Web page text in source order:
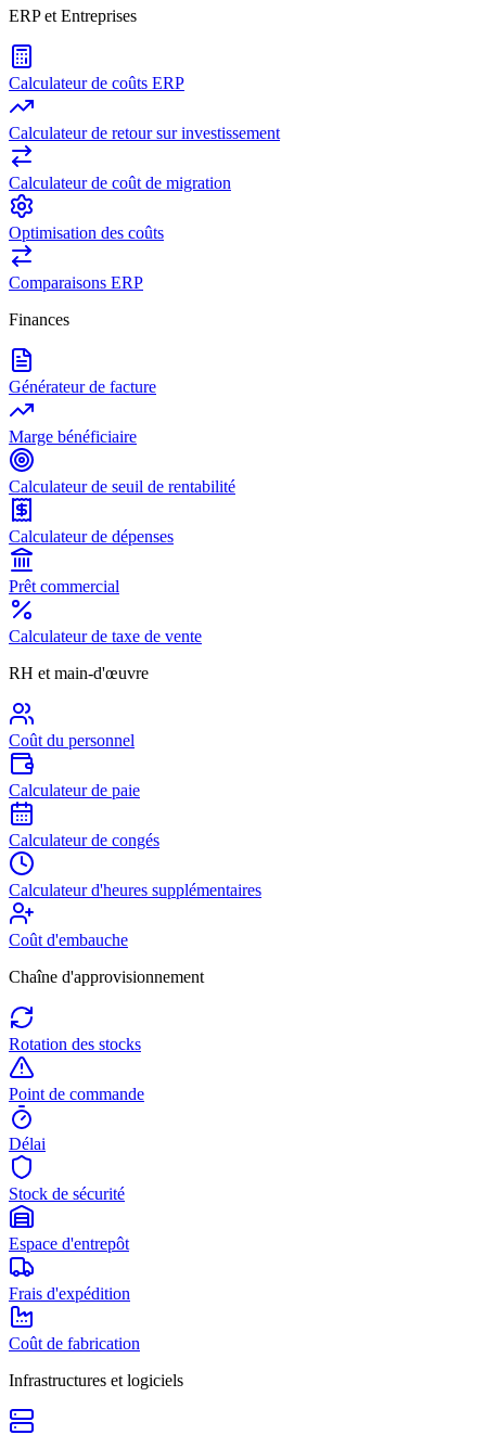
ERP et Entreprises
Calculateur de coûts ERP
Calculateur de retour sur investissement
Calculateur de coût de migration
Optimisation des coûts
Comparaisons ERP
Finances
Générateur de facture
Marge bénéficiaire
Calculateur de seuil de rentabilité
Calculateur de dépenses
Prêt commercial
Calculateur de taxe de vente
RH et main-d'œuvre
Coût du personnel
Calculateur de paie
Calculateur de congés
Calculateur d'heures supplémentaires
Coût d'embauche
Chaîne d'approvisionnement
Rotation des stocks
Point de commande
Délai
Stock de sécurité
Espace d'entrepôt
Frais d'expédition
Coût de fabrication
Infrastructures et logiciels